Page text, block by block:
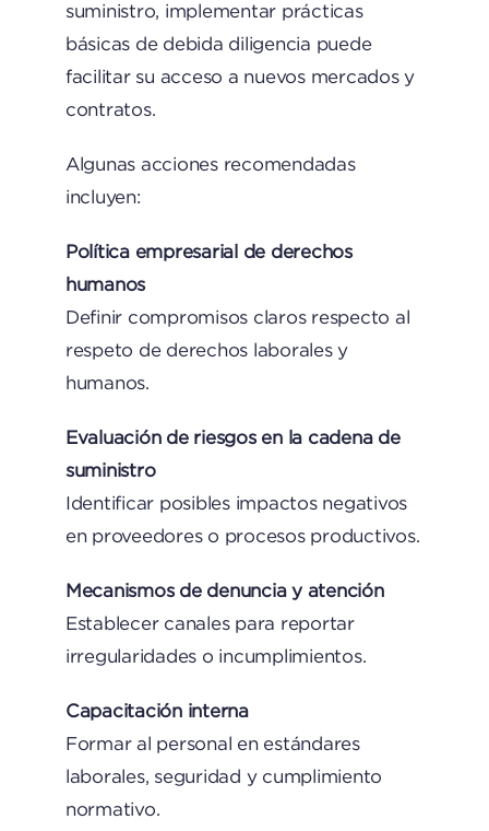
suministro, implementar prácticas
básicas de debida diligencia puede
facilitar su acceso a nuevos mercados y
contratos.
Algunas acciones recomendadas
incluyen:
Política empresarial de derechos
humanos
Definir compromisos claros respecto al
respeto de derechos laborales y
humanos.
Evaluación de riesgos en la cadena de
suministro
Identificar posibles impactos negativos
en proveedores o procesos productivos.
Mecanismos de denuncia y atención
Establecer canales para reportar
irregularidades o incumplimientos.
Capacitación interna
Formar al personal en estándares
laborales, seguridad y cumplimiento
normativo.